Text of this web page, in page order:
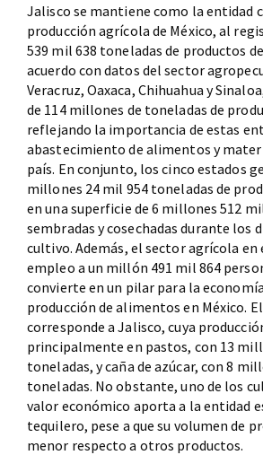
Jalisco se mantiene como la entidad
producción agrícola de México, al
539 mil 638 toneladas de productos
acuerdo con datos del sector
Veracruz, Oaxaca, Chihuahua y
de 114 millones de toneladas de
reflejando la importancia de estas
abastecimiento de alimentos y
país. En conjunto, los cinco estados
millones 24 mil 954 toneladas de
en una superficie de 6 millones 512
sembradas y cosechadas durante los
cultivo. Además, el sector agrícola en
empleo a un millón 491 mil 864
convierte en un pilar para la
producción de alimentos en México.
corresponde a Jalisco, cuya
principalmente en pastos, con 13
toneladas, y caña de azúcar, con 8
toneladas. No obstante, uno de los
valor económico aporta a la entidad
tequilero, pese a que su volumen de
menor respecto a otros productos.